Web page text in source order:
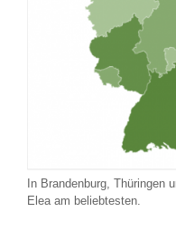
In Brandenburg, Thüringen
Elea am beliebtesten.